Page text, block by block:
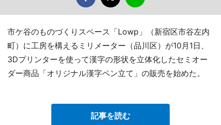
市ケ谷のものづくりスペース「Lowp」（新宿区市谷左内
町）に工房を構えるミリメーター（品川区）が10月1日、
3Dプリンターを使って漢字の形状を立体化したセミオー
ダー商品「オリジナル漢字ペン立て」の販売を始めた。
記事を読む